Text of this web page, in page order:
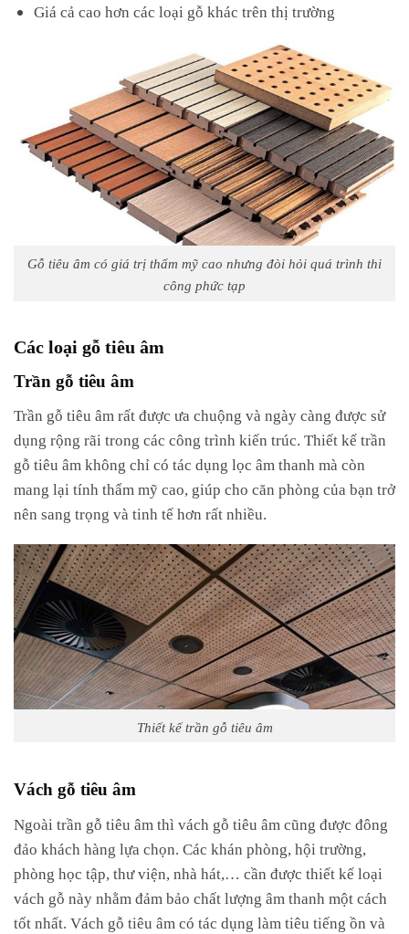
Giá cả cao hơn các loại gỗ khác trên thị trường
Gỗ tiêu âm có giá trị thẩm mỹ cao nhưng đòi hỏi quá trình thi
công phức tạp
Các loại gỗ tiêu âm
Trần gỗ tiêu âm
Trần gỗ tiêu âm rất được ưa chuộng và ngày càng được sử
dụng rộng rãi trong các công trình kiến trúc. Thiết kế trần
gỗ tiêu âm không chỉ có tác dụng lọc âm thanh mà còn
mang lại tính thẩm mỹ cao, giúp cho căn phòng của bạn trở
nên sang trọng và tinh tế hơn rất nhiều.
Thiết kế trần gỗ tiêu âm
Vách gỗ tiêu âm
Ngoài trần gỗ tiêu âm thì vách gỗ tiêu âm cũng được đông
đảo khách hàng lựa chọn. Các khán phòng, hội trường,
phòng học tập, thư viện, nhà hát,… cần được thiết kế loại
vách gỗ này nhằm đảm bảo chất lượng âm thanh một cách
tốt nhất. Vách gỗ tiêu âm có tác dụng làm tiêu tiếng ồn và